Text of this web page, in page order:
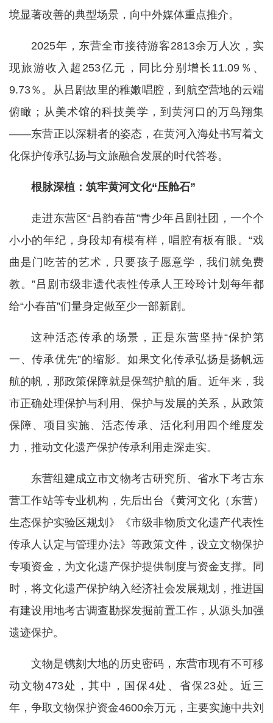
境显著改善的典型场景，向中外媒体重点推介。
2025年，东营全市接待游客2813余万人次，实
现旅游收入超253亿元，同比分别增长11.09％、
9.73％。从吕剧故里的稚嫩唱腔，到航空营地的云端
俯瞰；从美术馆的科技美学，到黄河口的万鸟翔集
——东营正以深耕者的姿态，在黄河入海处书写着文
化保护传承弘扬与文旅融合发展的时代答卷。
根脉深植：筑牢黄河文化“压舱石”
走进东营区“吕韵春苗”青少年吕剧社团，一个个
小小的年纪，身段却有模有样，唱腔有板有眼。“戏
曲是门吃苦的艺术，只要孩子愿意学，我们就免费
教。”吕剧市级非遗代表性传承人王玲玲计划每年都
给“小春苗”们量身定做至少一部新剧。
这种活态传承的场景，正是东营坚持“保护第
一、传承优先”的缩影。如果文化传承弘扬是扬帆远
航的帆，那政策保障就是保驾护航的盾。近年来，我
市正确处理保护与利用、保护与发展的关系，从政策
保障、项目实施、活态传承、活化利用四个维度发
力，推动文化遗产保护传承利用走深走实。
东营组建成立市文物考古研究所、省水下考古东
营工作站等专业机构，先后出台《黄河文化（东营）
生态保护实验区规划》《市级非物质文化遗产代表性
传承人认定与管理办法》等政策文件，设立文物保护
专项资金，为文化遗产保护提供制度与资金支撑。同
时，将文化遗产保护纳入经济社会发展规划，推进国
有建设用地考古调查勘探发掘前置工作，从源头加强
遗迹保护。
文物是镌刻大地的历史密码，东营市现有不可移
动文物473处，其中，国保4处、省保23处。近三
年，争取文物保护资金4600余万元，主要实施中共刘